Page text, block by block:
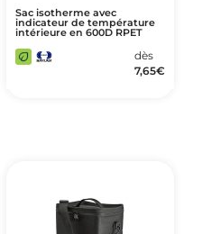
Sac isotherme avec
indicateur de température
intérieure en 600D RPET
dès
7,65€